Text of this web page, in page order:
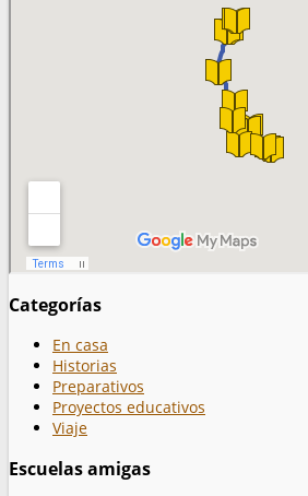
Categorías
En casa
Historias
Preparativos
Proyectos educativos
Viaje
Escuelas amigas